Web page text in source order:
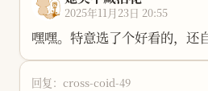
的非常开心，谢谢大家。
我对新事物也很热情。新的 AI
一批去试；然后在一堆选择里
用到很熟很顺。遇到觉得好的
2025年11月23日 20:55
嘿嘿。特意选了个好看的，还
回复：cross-coid-49